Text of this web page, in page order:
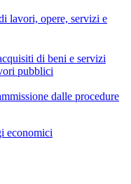
lavori, opere, servizi e
di beni e servizi
pubblici
dalle procedure
economici